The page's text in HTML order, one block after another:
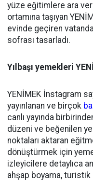
yüze eğitimlere ara
ortamına taşıyan
evinde geçiren
sofrası tasarladı.
Yılbaşı yemekleri
YENİMEK İnstagram
yayınlanan ve birçok
canlı yayında
düzeni ve beğenilen
noktaları aktaran
dönüştürmek için
izleyicilere detaylıca
ahşap boyama, turistik